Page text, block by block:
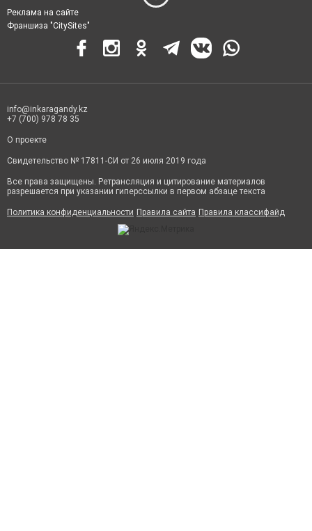
Реклама на сайте
Франшиза "CitySites"
info@inkaragandy.kz
+7 (700) 978 78 35
О проекте
Свидетельство № 17811-СИ от 26 июля 2019 года
Все права защищены. Ретрансляция и цитирование материалов
разрешается при указании гиперссылки в первом абзаце текста
Политика конфиденциальности Правила сайта Правила классифайд